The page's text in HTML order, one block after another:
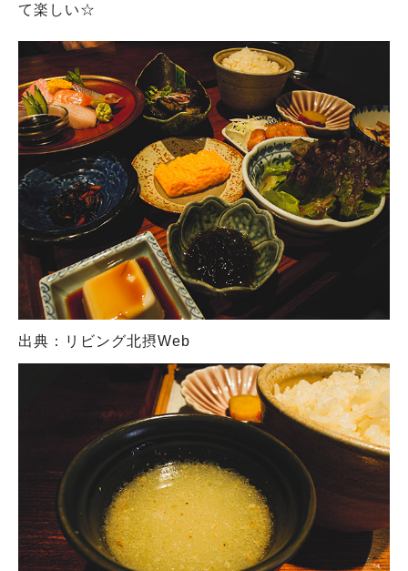
て楽しい☆
出典：リビング北摂Web